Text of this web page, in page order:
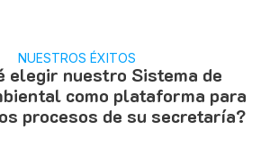
NUESTROS ÉXITOS
elegir nuestro Sistema de
como plataforma para
procesos de su secretaría?